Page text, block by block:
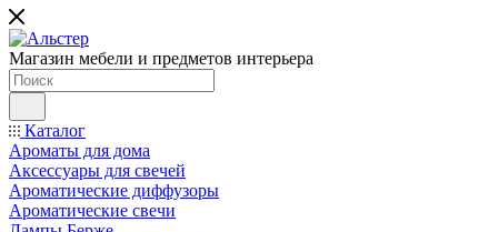
Магазин мебели и предметов интерьера
Каталог
Ароматы для дома
Аксессуары для свечей
Ароматические диффузоры
Ароматические свечи